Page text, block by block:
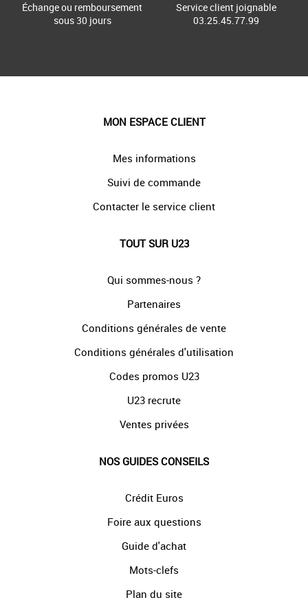
Échange ou remboursement
sous 30 jours
Service client joignable
03.25.45.77.99
MON ESPACE CLIENT
Mes informations
Suivi de commande
Contacter le service client
TOUT SUR U23
Qui sommes-nous ?
Partenaires
Conditions générales de vente
Conditions générales d'utilisation
Codes promos U23
U23 recrute
Ventes privées
NOS GUIDES CONSEILS
Crédit Euros
Foire aux questions
Guide d'achat
Mots-clefs
Plan du site